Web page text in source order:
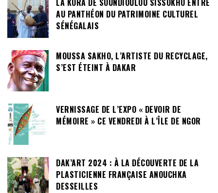
LA KORA DE SOUNDIOULOU SISSOKHO ENTRE
AU PANTHÉON DU PATRIMOINE CULTUREL
SÉNÉGALAIS
MOUSSA SAKHO, L’ARTISTE DU RECYCLAGE,
S’EST ÉTEINT À DAKAR
VERNISSAGE DE L’EXPO « DEVOIR DE
MÉMOIRE » CE VENDREDI À L’ÎLE DE NGOR
DAK’ART 2024 : À LA DÉCOUVERTE DE LA
PLASTICIENNE FRANÇAISE ANOUCHKA
DESSEILLES